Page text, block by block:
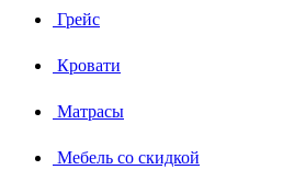
Грейс
Кровати
Матрасы
Мебель со скидкой